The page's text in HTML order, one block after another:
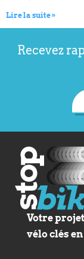
Lire la suite »
Recevez
Votre
vélo clés